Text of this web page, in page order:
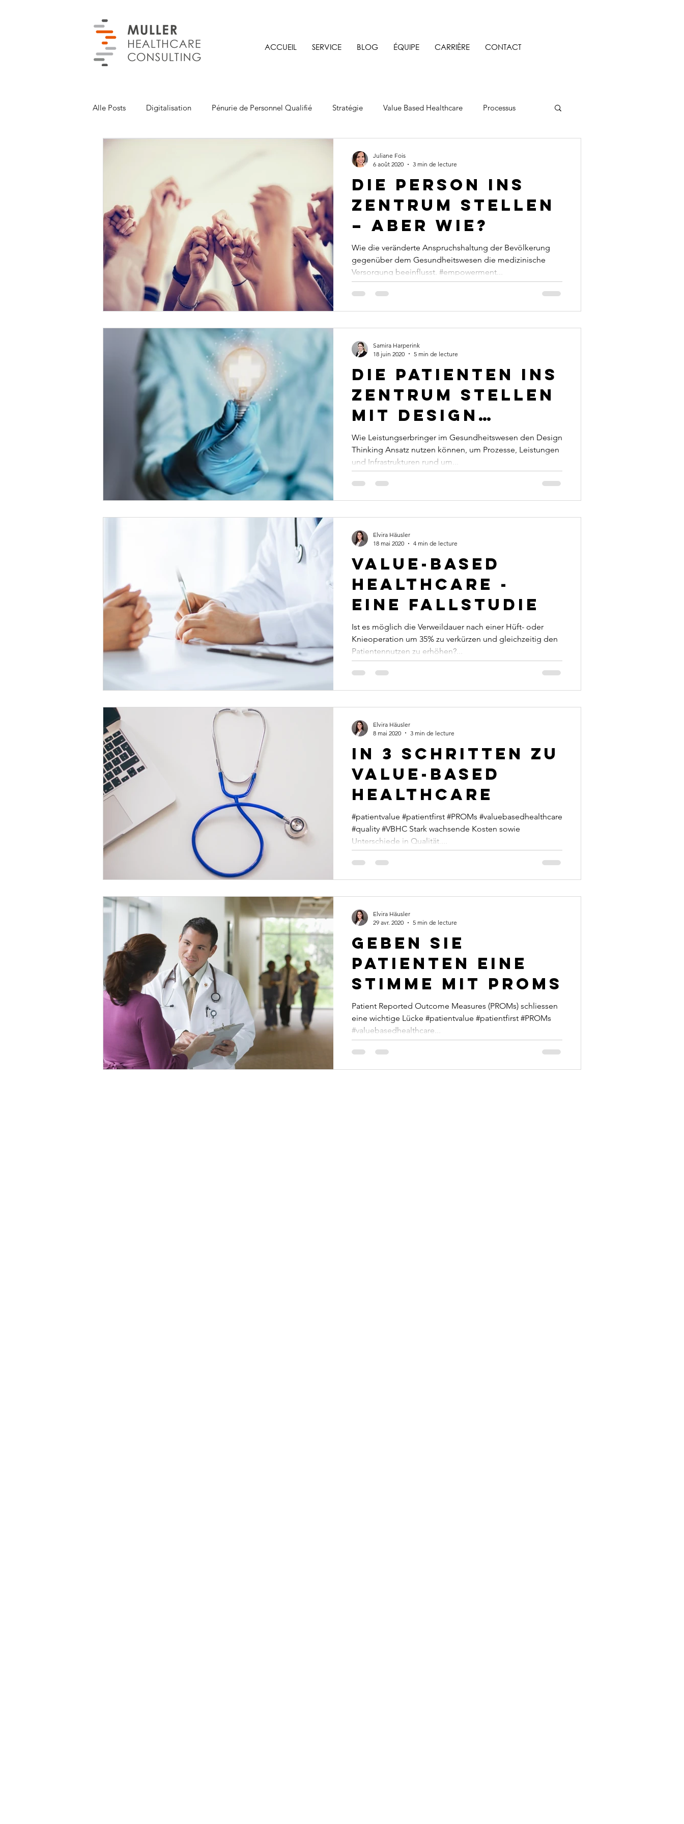
ACCUEIL SERVICE BLOG ÉQUIPE CARRIÈRE CONTACT
Alle Posts Digitalisation Pénurie de Personnel Qualifié Stratégie Value Based Healthcare Processus
Die Person ins
Zentrum stellen
– aber wie?
Wie die veränderte Anspruchshaltung der Bevölkerung
gegenüber dem Gesundheitswesen die medizinische
Versorgung beeinflusst. #empowerment...
Juliane Fois
6 août 2020
3 min de lecture
Die Patienten ins
Zentrum stellen
mit Design
Thinking
Wie Leistungserbringer im Gesundheitswesen den Design
Thinking Ansatz nutzen können, um Prozesse, Leistungen
und Infrastrukturen rund um...
Samira Harperink
18 juin 2020
5 min de lecture
Value-based
healthcare -
eine Fallstudie
Ist es möglich die Verweildauer nach einer Hüft- oder
Knieoperation um 35% zu verkürzen und gleichzeitig den
Patientennutzen zu erhöhen?...
Elvira Häusler
18 mai 2020
4 min de lecture
In 3 Schritten zu
value-based
healthcare
#patientvalue #patientfirst #PROMs #valuebasedhealthcare
#quality #VBHC Stark wachsende Kosten sowie
Unterschiede in Qualität,...
Elvira Häusler
8 mai 2020
3 min de lecture
Geben Sie
Patienten eine
Stimme mit PROMs
Patient Reported Outcome Measures (PROMs) schliessen
eine wichtige Lücke #patientvalue #patientfirst #PROMs
#valuebasedhealthcare...
Elvira Häusler
29 avr. 2020
5 min de lecture